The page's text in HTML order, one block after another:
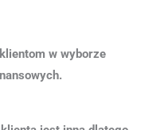
w wyborze